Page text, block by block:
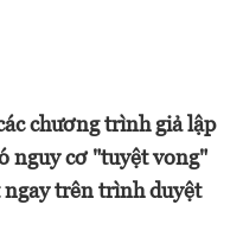
chương trình giả lập
nguy cơ "tuyệt vong"
trên trình duyệt